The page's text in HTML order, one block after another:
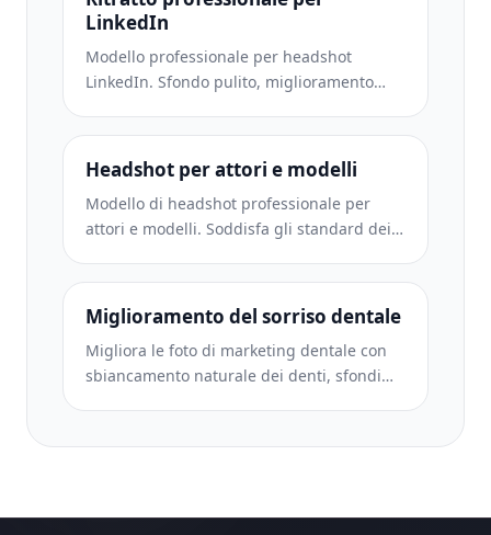
LinkedIn
Modello professionale per headshot
LinkedIn. Sfondo pulito, miglioramento
consente di ottenere 14 volte più
visualizzazioni del profilo.
Headshot per attori e modelli
Modello di headshot professionale per
attori e modelli. Soddisfa gli standard dei
per la stampa, ritocchi naturali e sfondi
puliti per le proposte delle agenzie.
Miglioramento del sorriso dentale
Migliora le foto di marketing dentale con
sbiancamento naturale dei denti, sfondi
e social media.